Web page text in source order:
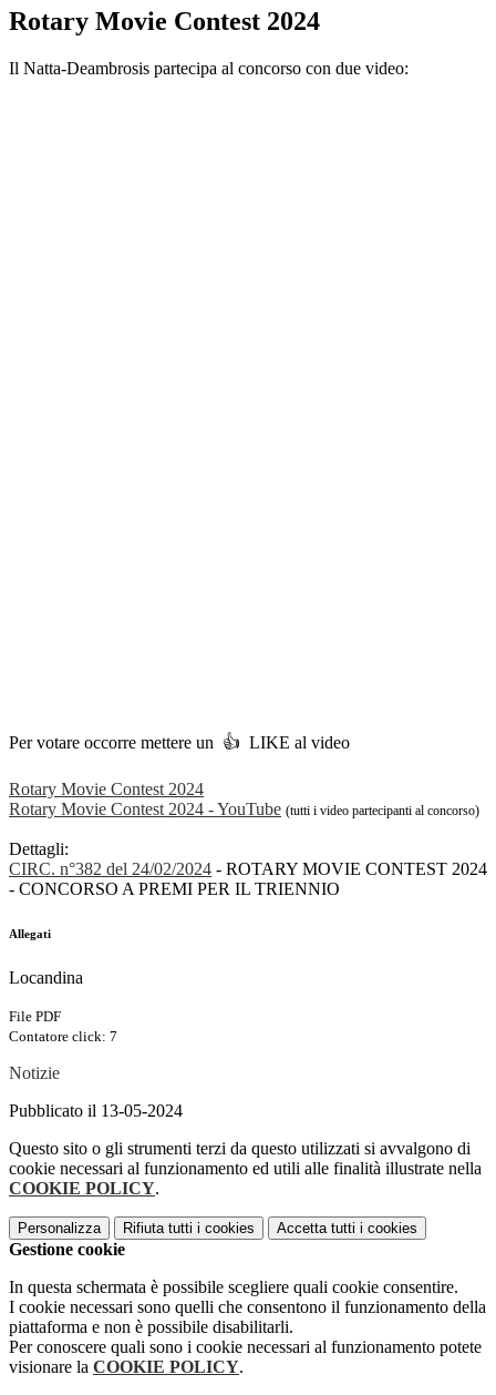
Rotary Movie Contest 2024
Il Natta-Deambrosis partecipa al concorso con due video:
Per votare occorre mettere un 👍 LIKE al video
Rotary Movie Contest 2024
Rotary Movie Contest 2024 - YouTube (tutti i video partecipanti al concorso)
Dettagli:
CIRC. n°382 del 24/02/2024 - ROTARY MOVIE CONTEST 2024
- CONCORSO A PREMI PER IL TRIENNIO
Allegati
Locandina
File PDF
Contatore click: 7
Notizie
Pubblicato il 13-05-2024
Questo sito o gli strumenti terzi da questo utilizzati si avvalgono di
cookie necessari al funzionamento ed utili alle finalità illustrate nella
COOKIE POLICY.
Personalizza Rifiuta tutti i cookies Accetta tutti i cookies
Gestione cookie
In questa schermata è possibile scegliere quali cookie consentire.
I cookie necessari sono quelli che consentono il funzionamento della
piattaforma e non è possibile disabilitarli.
Per conoscere quali sono i cookie necessari al funzionamento potete
visionare la COOKIE POLICY.